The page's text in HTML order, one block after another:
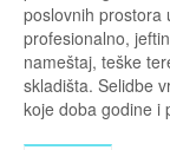
poslovnih prostora
profesionalno,
nameštaj, teške
skladišta. Selidbe
koje doba godine i